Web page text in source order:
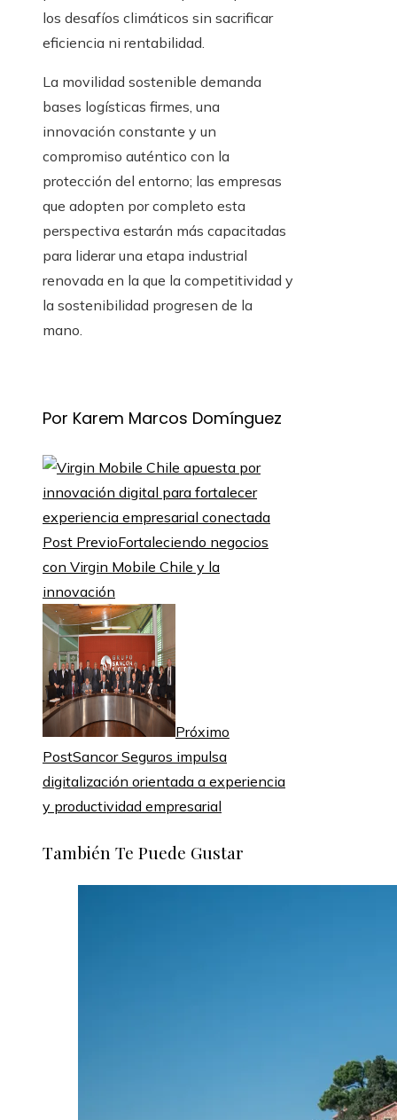
los desafíos climáticos sin sacrificar
eficiencia ni rentabilidad.
La movilidad sostenible demanda
bases logísticas firmes, una
innovación constante y un
compromiso auténtico con la
protección del entorno; las empresas
que adopten por completo esta
perspectiva estarán más capacitadas
para liderar una etapa industrial
renovada en la que la competitividad y
la sostenibilidad progresen de la
mano.
Por Karem Marcos Domínguez
Post PrevioFortaleciendo negocios
con Virgin Mobile Chile y la
innovación
Próximo
PostSancor Seguros impulsa
digitalización orientada a experiencia
y productividad empresarial
También Te Puede Gustar